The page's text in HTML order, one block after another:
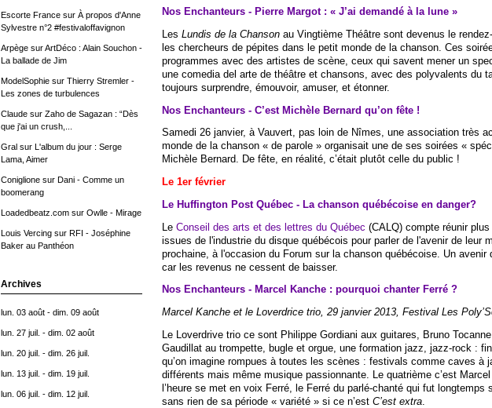
Escorte Francesur À propos d'Anne
Sylvestre n°2 #festivaloffavignon
ArpègesurArtDéco : Alain Souchon -
La ballade de Jim
ModelSophiesur Thierry Stremler -
Les zones de turbulences
Claudesur Zaho de Sagazan : “Dès
que j'ai un crush,...
Gralsur L'album du jour : Serge
Lama, Aimer
Coniglionesur Dani - Comme un
boomerang
Loadedbeatz.comsur Owlle - Mirage
Louis Vercingsur RFI - Joséphine
Baker au Panthéon
Archives
lun. 03 août - dim. 09 août
lun. 27 juil. - dim. 02 août
lun. 20 juil. - dim. 26 juil.
lun. 13 juil. - dim. 19 juil.
lun. 06 juil. - dim. 12 juil.
Nos Enchanteurs - Pierre Margot : « J’ai demandé à la lune »
Les Lundis de la Chanson au Vingtième Théâtre sont devenus le
les chercheurs de pépites dans le petit monde de la chanson. Ces
programmes avec des artistes de scène, ceux qui savent mener un
une comedia del arte de théâtre et chansons, avec des polyvalents du
toujours surprendre, émouvoir, amuser, et étonner.
Nos Enchanteurs - C’est Michèle Bernard qu’on fête !
Samedi 26 janvier, à Vauvert, pas loin de Nîmes, une association très
monde de la chanson « de parole » organisait une de ses soirées «
Michèle Bernard. De fête, en réalité, c’était plutôt celle du public !
Le 1er février
Le Huffington Post Québec - La chanson québécoise en danger?
Le Conseil des arts et des lettres du Québec (CALQ) compte réunir
issues de l'industrie du disque québécois pour parler de l'avenir de leur
prochaine, à l'occasion du Forum sur la chanson québécoise. Un avenir
car les revenus ne cessent de baisser.
Nos Enchanteurs - Marcel Kanche : pourquoi chanter Ferré ?
Marcel Kanche et le Loverdrice trio, 29 janvier 2013, Festival Les
Le Loverdrive trio ce sont Philippe Gordiani aux guitares, Bruno
Gaudillat au trompette, bugle et orgue, une formation jazz, jazz-rock :
qu’on imagine rompues à toutes les scènes : festivals comme caves à
différents mais même musique passionnante. Le quatrième c’est
l’heure se met en voix Ferré, le Ferré du parlé-chanté qui fut longtemps
sans rien de sa période « variété » si ce n’est C’est extra.